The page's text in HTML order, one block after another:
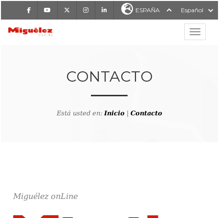
FacebookYoutube InstagramLinkedIn ESPAÑA Español
MIGUÉLEZ CABLES
CONTACTO
Está usted en:Inicio Contacto
Miguélez onLine